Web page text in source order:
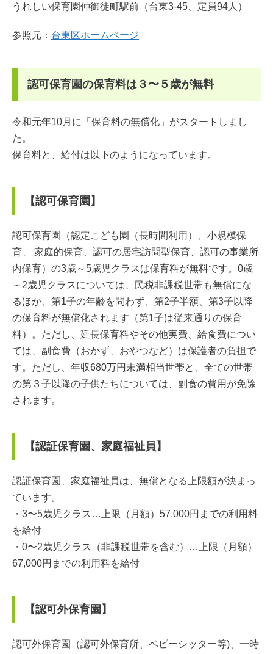
うれしい保育園仲御徒町駅前（台東3-45、定員94人）
参照元： 台東区ホームページ
認可保育園の保育料は３〜５歳が無料
令和元年10月に「保育料の無償化」がスタートしまし
た。
保育料と、給付は以下のようになっています。
【認可保育園】
認可保育園（認定こども園（長時間利用）、小規模保
育、 家庭的保育、認可の居宅訪問型保育、認可の事業所
内保育）の3歳～5歳児クラスは保育料が無料です。0歳
～2歳児クラスについては、民税非課税世帯も無償にな
るほか、第1子の年齢を問わず、第2子半額、第3子以降
の保育料が無償化されます（第1子は従来通りの保育
料）。ただし、延長保育料やその他実費、給食費につい
ては、副食費（おかず、おやつなど）は保護者の負担で
す。ただし、年収680万円未満相当世帯と、全ての世帯
の第３子以降の子供たちについては、副食の費用が免除
されます。
【認証保育園、家庭福祉員】
認証保育園、家庭福祉員は、無償となる上限額が決まっ
ています。
・3〜5歳児クラス…上限（月額）57,000円までの利用料
を給付
・0〜2歳児クラス（非課税世帯を含む）…上限（月額）
67,000円までの利用料を給付
【認可外保育園】
認可外保育園（認可外保育所、ベビーシッター等)、一時